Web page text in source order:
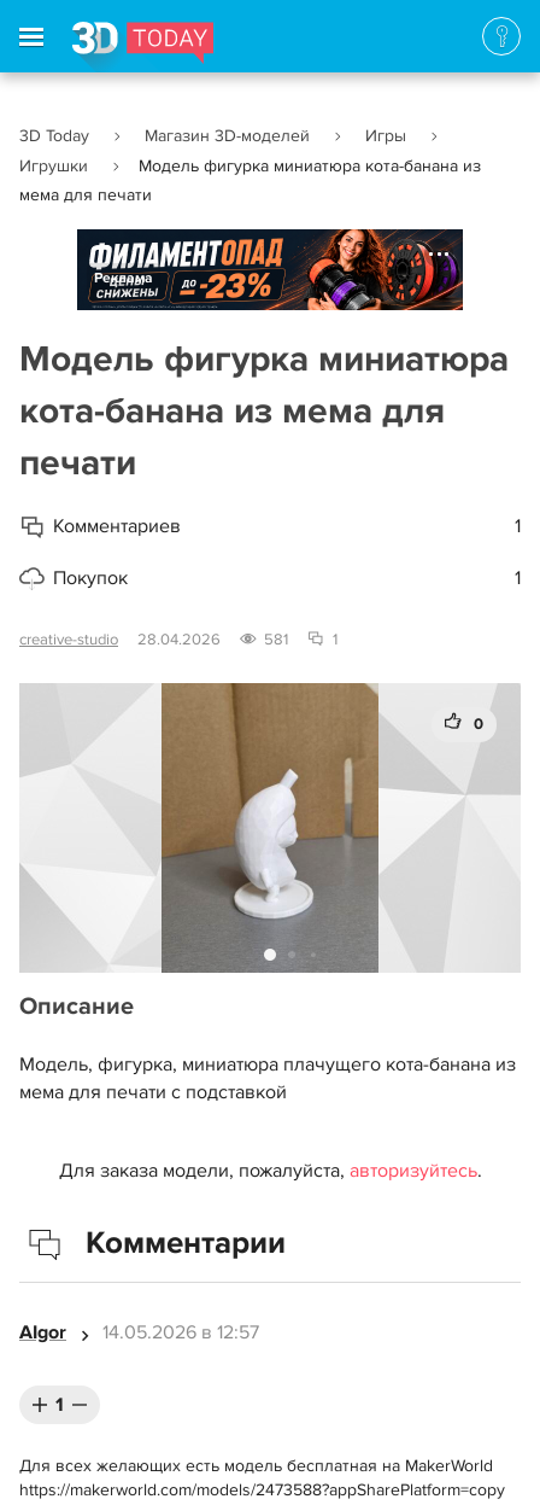
3D Today Магазин 3D-моделей
Игры
Игрушки
Модель фигурка миниатюра кота-банана из
мема для печати
Реклама
Модель фигурка миниатюра
кота-банана из мема для
печати
Комментариев 1
Покупок 1
creative-studio 28.04.2026 581 1
0
Описание
Модель, фигурка, миниатюра плачущего кота-банана из
мема для печати с подставкой
Для заказа модели, пожалуйста, авторизуйтесь.
Комментарии
AIgor 14.05.2026 в 12:57
1
Для всех желающих есть модель бесплатная на MakerWorld
https://makerworld.com/models/2473588?appSharePlatform=copy